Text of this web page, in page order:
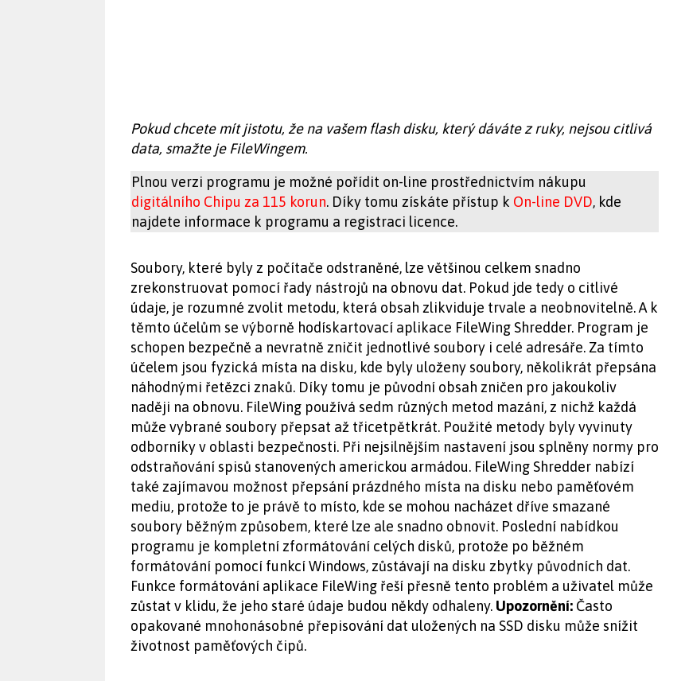
Pokud chcete mít jistotu, že na vašem flash disku, který dáváte z ruky, nejsou citlivá
data, smažte je FileWingem.
Plnou verzi programu je možné pořídit on-line prostřednictvím nákupu
digitálního Chipu za 115 korun. Díky tomu získáte přístup k On-line DVD, kde
najdete informace k programu a registraci licence.
Soubory, které byly z počítače odstraněné, lze většinou celkem snadno
zrekonstruovat pomocí řady nástrojů na obnovu dat. Pokud jde tedy o citlivé
údaje, je rozumné zvolit metodu, která obsah zlikviduje trvale a neobnovitelně. A k
těmto účelům se výborně hodískartovací aplikace FileWing Shredder. Program je
schopen bezpečně a nevratně zničit jednotlivé soubory i celé adresáře. Za tímto
účelem jsou fyzická místa na disku, kde byly uloženy soubory, několikrát přepsána
náhodnými řetězci znaků. Díky tomu je původní obsah zničen pro jakoukoliv
naději na obnovu. FileWing používá sedm různých metod mazání, z nichž každá
může vybrané soubory přepsat až třicetpětkrát. Použité metody byly vyvinuty
odborníky v oblasti bezpečnosti. Při nejsilnějším nastavení jsou splněny normy pro
odstraňování spisů stanovených americkou armádou. FileWing Shredder nabízí
také zajímavou možnost přepsání prázdného místa na disku nebo paměťovém
mediu, protože to je právě to místo, kde se mohou nacházet dříve smazané
soubory běžným způsobem, které lze ale snadno obnovit. Poslední nabídkou
programu je kompletní zformátování celých disků, protože po běžném
formátování pomocí funkcí Windows, zůstávají na disku zbytky původních dat.
Funkce formátování aplikace FileWing řeší přesně tento problém a uživatel může
zůstat v klidu, že jeho staré údaje budou někdy odhaleny. Upozornění: Často
opakované mnohonásobné přepisování dat uložených na SSD disku může snížit
životnost paměťových čipů.